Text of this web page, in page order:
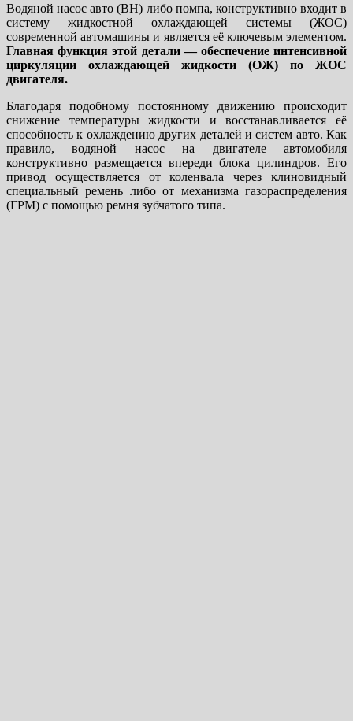
Водяной насос авто (ВН) либо помпа, конструктивно входит в
систему жидкостной охлаждающей системы (ЖОС)
современной автомашины и является её ключевым элементом.
Главная функция этой детали — обеспечение интенсивной
циркуляции охлаждающей жидкости (ОЖ) по ЖОС
двигателя.
Благодаря подобному постоянному движению происходит
снижение температуры жидкости и восстанавливается её
способность к охлаждению других деталей и систем авто. Как
правило, водяной насос на двигателе автомобиля
конструктивно размещается впереди блока цилиндров. Его
привод осуществляется от коленвала через клиновидный
специальный ремень либо от механизма газораспределения
(ГРМ) с помощью ремня зубчатого типа.